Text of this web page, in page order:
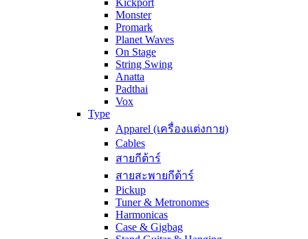
Kickport
Monster
Promark
Planet Waves
On Stage
String Swing
Anatta
Padthai
Vox
Type
Apparel (เครื่องแต่งกาย)
Cables
สายกีต้าร์
สายสะพายกีต้าร์
Pickup
Tuner & Metronomes
Harmonicas
Case & Gigbag